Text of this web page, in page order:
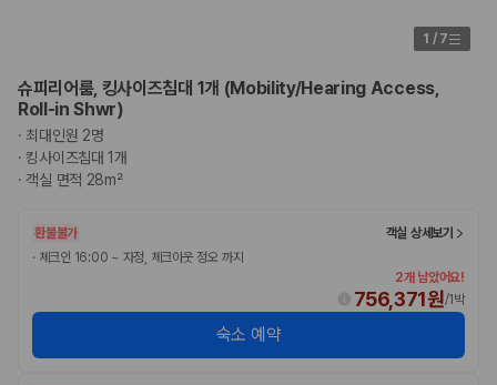
1 / 7
슈피리어룸, 킹사이즈침대 1개 (Mobility/Hearing Access,
Roll-in Shwr)
· 최대인원 2명
·킹사이즈침대 1개
·객실 면적 28m²
환불불가
객실 상세보기
· 체크인 16:00 ~ 자정, 체크아웃 정오 까지
2개 남았어요!
756,371원/1박
숙소 예약